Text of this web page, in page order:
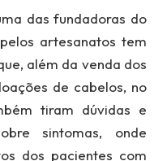
das fundadoras do
artesanatos tem
além da venda dos
de cabelos, no
tiram dúvidas e
sintomas, onde
dos pacientes com